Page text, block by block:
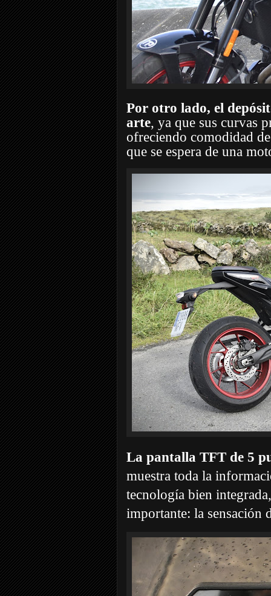
Por otro lado, el
arte, ya que sus curvas
ofreciendo comodidad
que se espera de una
La pantalla TFT de 5
muestra toda la
tecnología bien
importante: la sensación